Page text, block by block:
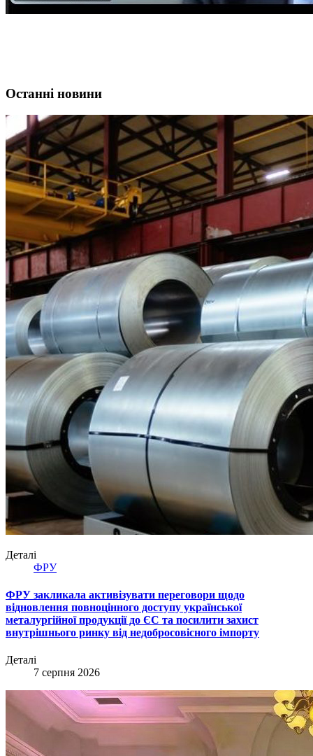
Останні новини
Деталі
ФРУ
ФРУ закликала активізувати переговори щодо
відновлення повноцінного доступу української
металургійної продукції до ЄС та посилити захист
внутрішнього ринку від недобросовісного імпорту
Деталі
7 серпня 2026